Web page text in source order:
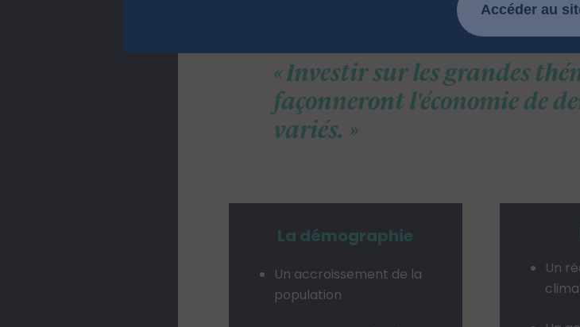
Philosophie
Investir sur les grandes
façonneront l'économie de
variés.
La démographie
Un accroissement de la
population
Un
Accéder au